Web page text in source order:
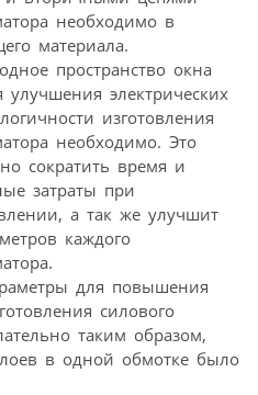
необходимо в
материала.
пространство окна
улучшения электрических
изготовления
необходимо. Это
сократить время и
затраты при
а так же улучшит
каждого
для повышения
силового
таким образом,
в одной обмотке было